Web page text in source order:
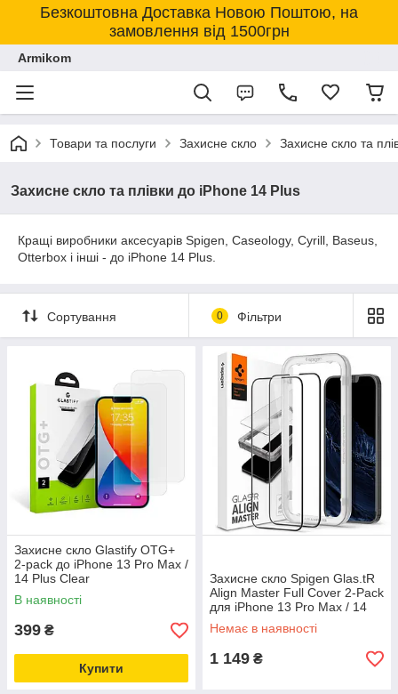
Безкоштовна Доставка Новою Поштою, на
замовлення від 1500грн
Armikom
Товари та послуги Захисне скло Захисне скло та
Захисне скло та плівки до iPhone 14 Plus
Кращі виробники аксесуарів Spigen, Caseology, Cyrill, Baseus,
Otterbox і інші - до iPhone 14 Plus.
Сортування 0 Фільтри
Захисне скло Glastify OTG+
2-pack до iPhone 13 Pro Max /
14 Plus Clear
В наявності
399 ₴
Купити
Захисне скло Spigen Glas.tR
Align Master Full Cover 2-Pack
для iPhone 13 Pro Max / 14
Plus Black (AGL03377)
Немає в наявності
1 149 ₴